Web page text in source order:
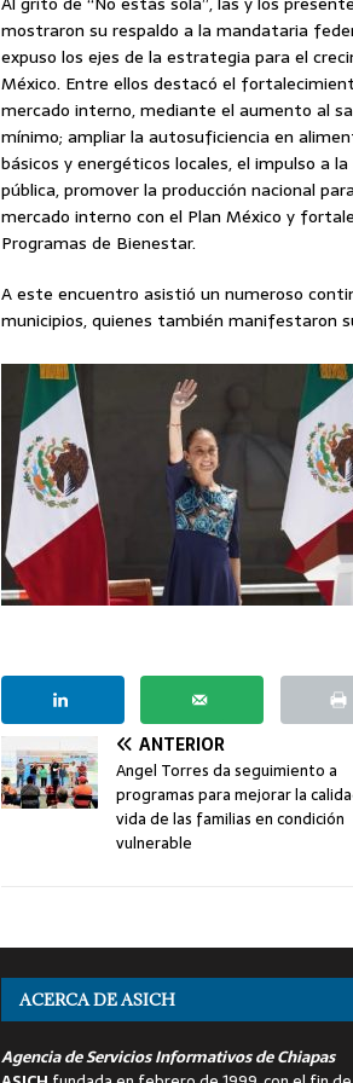
mostraron su respaldo a la mandataria
expuso los ejes de la estrategia para el
México. Entre ellos destacó el
mercado interno, mediante el aumento al
mínimo; ampliar la autosuficiencia en
básicos y energéticos locales, el impulso a
pública, promover la producción nacional
mercado interno con el Plan México y
Programas de Bienestar.
A este encuentro asistió un numeroso
municipios, quienes también manifestaron
ANTERIOR
Angel Torres da seguimiento a
programas para mejorar la
vida de las familias en condición
vulnerable
ACERCA DE ASICH
Agencia de Servicios Informativos de Chiapas